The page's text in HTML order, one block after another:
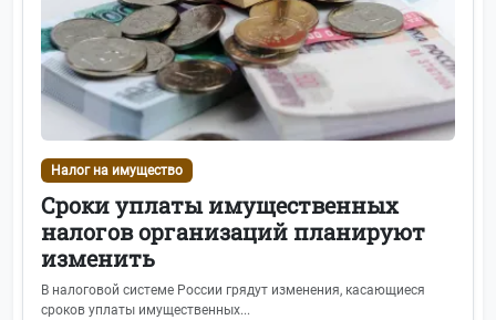
Налог на имущество
Сроки уплаты имущественных
налогов организаций планируют
изменить
В налоговой системе России грядут изменения, касающиеся
сроков уплаты имущественных...